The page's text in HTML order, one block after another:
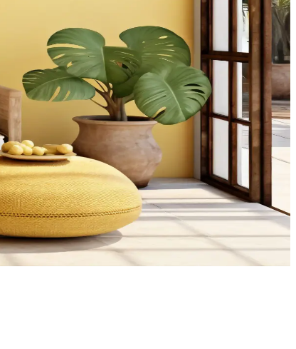
ve renk seçimi mekanın atmosferini dengeler.
Doğru yerleşimle oda dengeli hale geliyor.
çeşitli şekillerde değerlendirilebilir.
alanlar fonksiyonel ve estetik hale getirilebilir.
depolama ve aksesuar seçimleriyle mekanın atmosferi